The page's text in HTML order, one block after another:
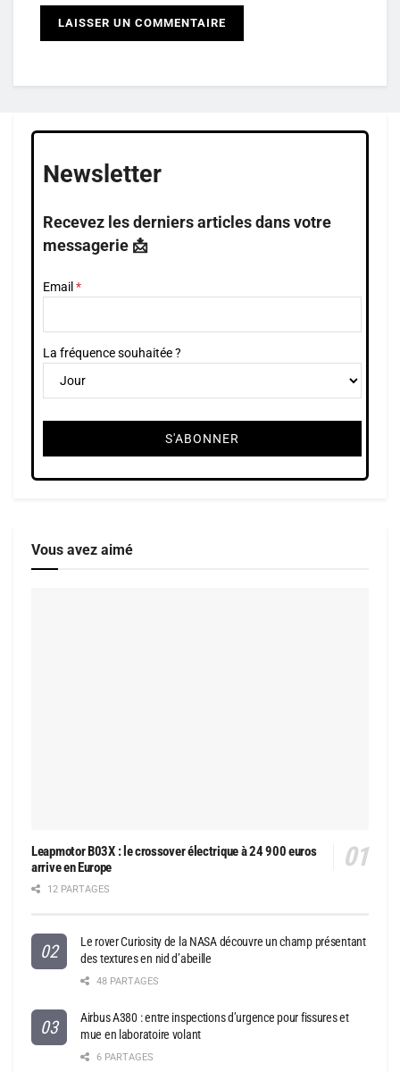
Newsletter
Recevez les derniers articles dans votre
messagerie 📩
Email
La fréquence souhaitée ?
Vous avez aimé
Leapmotor B03X : le crossover électrique à 24 900 euros
arrive en Europe
12 PARTAGES
Le rover Curiosity de la NASA découvre un champ présentant
des textures en nid d’abeille
48 PARTAGES
Airbus A380 : entre inspections d’urgence pour fissures et
mue en laboratoire volant
6 PARTAGES